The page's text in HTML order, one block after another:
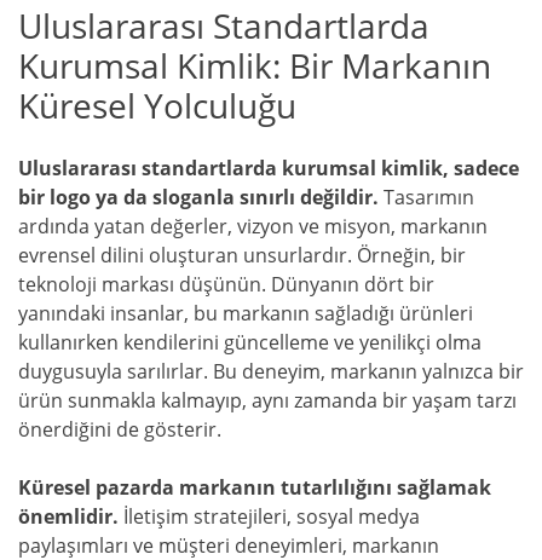
Uluslararası Standartlarda
Kurumsal Kimlik: Bir Markanın
Küresel Yolculuğu
Uluslararası standartlarda kurumsal kimlik, sadece
bir logo ya da sloganla sınırlı değildir. Tasarımın
ardında yatan değerler, vizyon ve misyon, markanın
evrensel dilini oluşturan unsurlardır. Örneğin, bir
teknoloji markası düşünün. Dünyanın dört bir
yanındaki insanlar, bu markanın sağladığı ürünleri
kullanırken kendilerini güncelleme ve yenilikçi olma
duygusuyla sarılırlar. Bu deneyim, markanın yalnızca bir
ürün sunmakla kalmayıp, aynı zamanda bir yaşam tarzı
önerdiğini de gösterir.
Küresel pazarda markanın tutarlılığını sağlamak
önemlidir. İletişim stratejileri, sosyal medya
paylaşımları ve müşteri deneyimleri, markanın